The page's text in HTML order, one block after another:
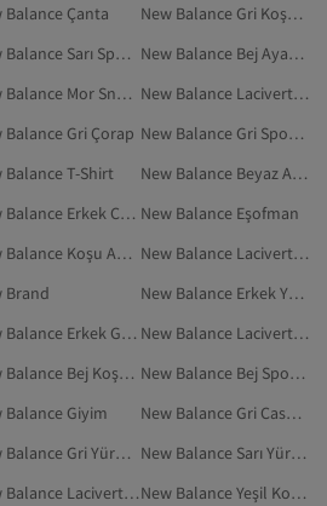
Balance Çanta
New Balance Gri Koşu Ayakkabısı
New Balance Sarı Spor Ayakkabı
New Balance Bej Ayakkabı
New Balance Mor Sneaker
New Balance Lacivert Spor Ayakkabı
Balance Gri Çorap
New Balance Gri Spor Ayakkabı
Balance T-Shirt
New Balance Beyaz Ayakkabı
New Balance Erkek Casual Ayakkabı New Balance Eşofman
New Balance Koşu Ayakkabısı
New Balance Lacivert Koşu Ayakkabısı
Brand
New Balance Erkek Yürüyüş Ayakkabısı
New Balance Erkek Günlük Ayakkabı
New Balance Lacivert Yürüyüş Ayakkabısı
New Balance Bej Koşu Ayakkabısı
New Balance Bej Spor Ayakkabı
Balance Giyim
New Balance Gri Casual Ayakkabı
New Balance Gri Yürüyüş Ayakkabısı
New Balance Sarı Yürüyüş Ayakkabısı
New Balance Lacivert Casual Ayakkabı
New Balance Yeşil Koşu Ayakkabısı